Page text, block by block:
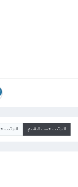
الترتيب حسب التقييم الترتيب